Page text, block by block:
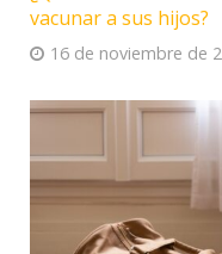
vacunar a sus hijos?
16 de noviembre de